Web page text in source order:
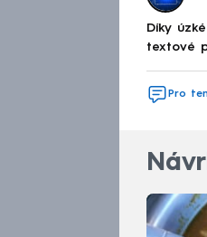
Díky
textové
Pro